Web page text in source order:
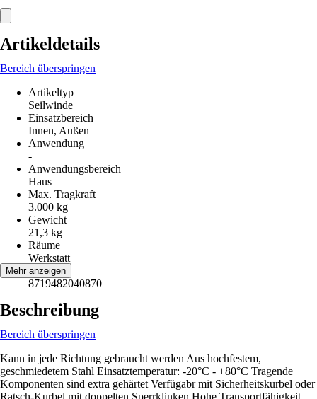
Artikeldetails
Bereich überspringen
Artikeltyp
Seilwinde
Einsatzbereich
Innen, Außen
Anwendung
-
Anwendungsbereich
Haus
Max. Tragkraft
3.000 kg
Gewicht
21,3 kg
Räume
Werkstatt
EAN
8719482040870
Mehr anzeigen
Beschreibung
Bereich überspringen
Kann in jede Richtung gebraucht werden Aus hochfestem,
geschmiedetem Stahl Einsatztemperatur: -20°C - +80°C Tragende
Komponenten sind extra gehärtet Verfügabr mit Sicherheitskurbel oder
Ratsch-Kurbel mit doppelten Sperrklinken Hohe Transportfähigkeit